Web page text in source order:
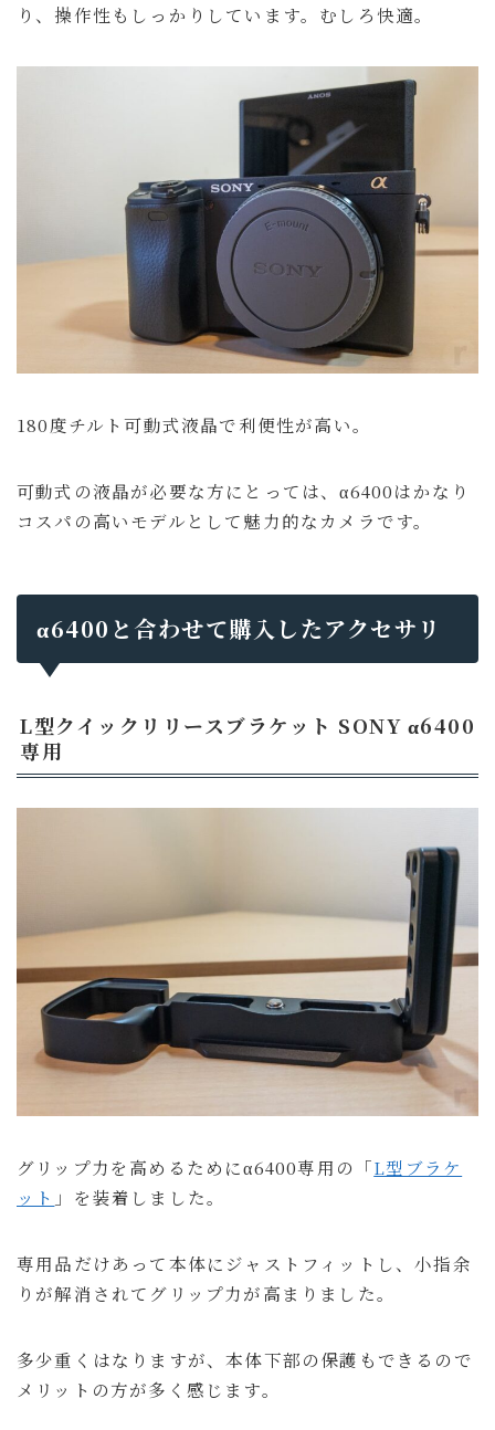
Follow Me
り、操作性もしっかりしています。むしろ快適。
180度チルト可動式液晶で利便性が高い。
可動式の液晶が必要な方にとっては、α6400はかなり
コスパの高いモデルとして魅力的なカメラです。
α6400と合わせて購入したアクセサリ
L型クイックリリースブラケット SONY α6400
専用
グリップ力を高めるためにα6400専用の「L型ブラケ
ット 」を装着しました。
専用品だけあって本体にジャストフィットし、小指余
りが解消されてグリップ力が高まりました。
多少重くはなりますが、本体下部の保護もできるので
メリットの方が多く感じます。